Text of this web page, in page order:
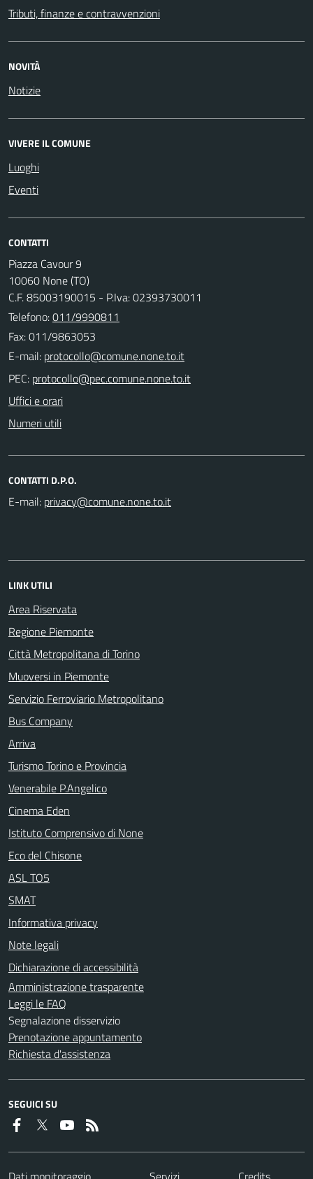
Tributi, finanze e contravvenzioni
NOVITÀ
Notizie
VIVERE IL COMUNE
Luoghi
Eventi
CONTATTI
Piazza Cavour 9
10060 None (TO)
C.F. 85003190015 - P.Iva: 02393730011
Telefono:011/9990811
Fax: 011/9863053
E-mail:
PEC:
Uffici e orari
Numeri utili
CONTATTI D.P.O.
E-mail:
LINK UTILI
Area Riservata
Regione Piemonte
Città Metropolitana di Torino
Muoversi in Piemonte
Servizio Ferroviario Metropolitano
Bus Company
Arriva
Turismo Torino e Provincia
Venerabile P.Angelico
Cinema Eden
Istituto Comprensivo di None
Eco del Chisone
ASL TO5
SMAT
Informativa privacy
Note legali
Dichiarazione di accessibilità
Amministrazione trasparente
Leggi le FAQ
Segnalazione disservizio
Prenotazione appuntamento
Richiesta d'assistenza
SEGUICI SU